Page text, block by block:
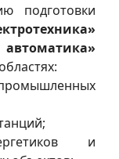
подготовки
и